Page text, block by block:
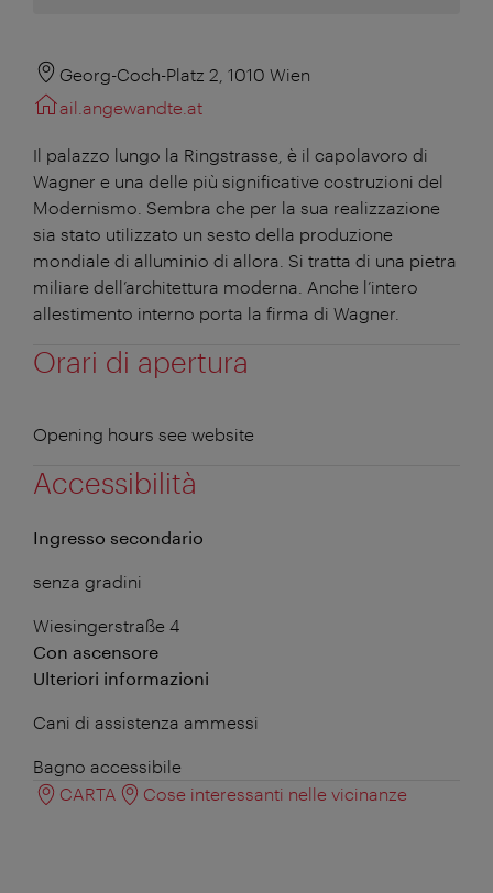
Georg-Coch-Platz 2, 1010 Wien
ail.angewandte.at
Il palazzo lungo la Ringstrasse, è il capolavoro di
Wagner e una delle più significative costruzioni del
Modernismo. Sembra che per la sua realizzazione
sia stato utilizzato un sesto della produzione
mondiale di alluminio di allora. Si tratta di una pietra
miliare dell’architettura moderna. Anche l’intero
allestimento interno porta la firma di Wagner.
Orari di apertura
Opening hours see website
Accessibilità
Ingresso secondario
senza gradini
Wiesingerstraße 4
Con ascensore
Ulteriori informazioni
Cani di assistenza ammessi
Bagno accessibile
CARTA
Cose interessanti nelle vicinanze